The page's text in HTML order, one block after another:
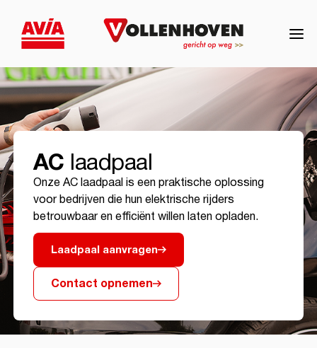
AC laadpaal
Onze AC laadpaal is een praktische oplossing
voor bedrijven die hun elektrische rijders
betrouwbaar en efficiënt willen laten opladen.
Laadpaal aanvragen
Contact opnemen